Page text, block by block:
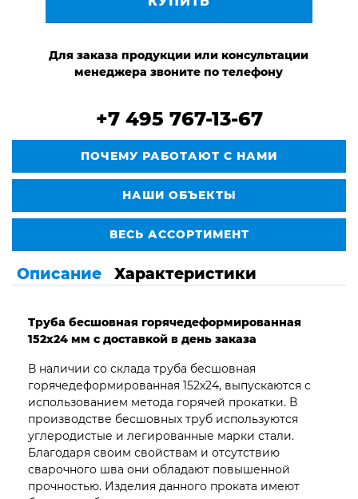
Для заказа продукции или консультации
менеджера звоните по телефону
+7 495 767-13-67
ПОЧЕМУ РАБОТАЮТ С НАМИ
НАШИ ОБЪЕКТЫ
ВЕСЬ АССОРТИМЕНТ
Описание Характеристики
Труба бесшовная горячедеформированная
152х24 мм с доставкой в день заказа
В наличии со склада труба бесшовная
горячедеформированная 152х24, выпускаются с
использованием метода горячей прокатки. В
производстве бесшовных труб используются
углеродистые и легированные марки стали.
Благодаря своим свойствам и отсутствию
сварочного шва они обладают повышенной
прочностью. Изделия данного проката имеют